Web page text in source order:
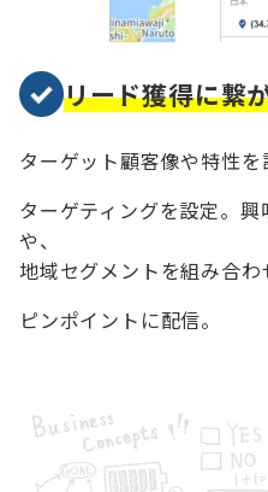
リード獲得に繋
ターゲット顧客像や特性を
ターゲティングを設定。
や、
地域セグメントを組み合
ピンポイントに配信。